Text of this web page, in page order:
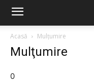
Acasă
Mulţumire
Mulţumire
0